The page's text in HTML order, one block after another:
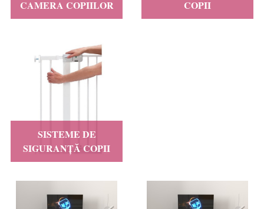
CAMERA COPIILOR
COPII
SISTEME DE
SIGURANȚĂ COPII